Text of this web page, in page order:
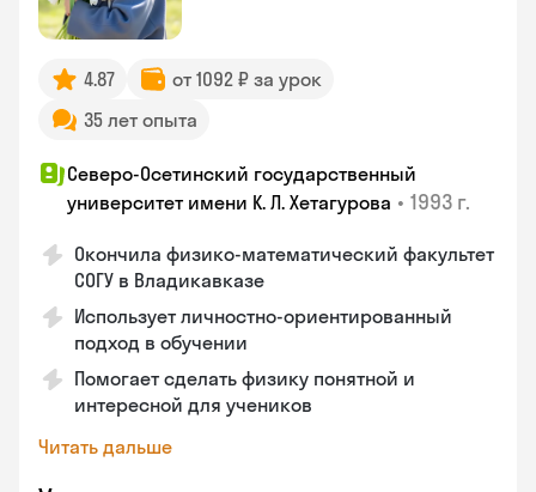
4.87
от 1092 ₽ за урок
35 лет опыта
Северо-Осетинский государственный
университет имени К. Л. Хетагурова • 1993 г.
Окончила физико-математический факультет
СОГУ в Владикавказе
Использует личностно-ориентированный
подход в обучении
Помогает сделать физику понятной и
интересной для учеников
Читать дальше